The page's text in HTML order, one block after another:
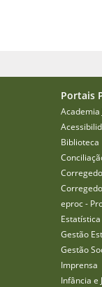
Portais
Academia
Biblioteca
eproc -
Estatística
Gestão
Gestão
Imprensa
Infância e